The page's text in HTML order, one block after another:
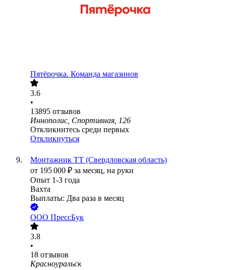
Пятёрочка. Команда магазинов
3.6
•
13895 отзывов
Иннополис, Спортивная, 126
Откликнитесь среди первых
Откликнуться
Монтажник ТТ (Свердловская область)
от 195 000 ₽ за месяц, на руки
Опыт 1-3 года
Вахта
Выплаты: Два раза в месяц
ООО ПрессБук
3.8
•
18 отзывов
Красноуральск